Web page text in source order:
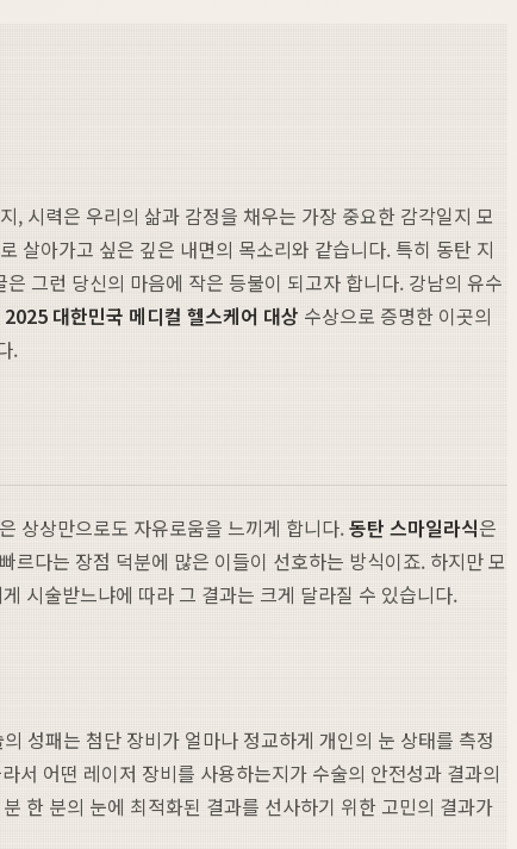
시력은 우리의 삶과 감정을 채우는 가장 중요한 감각일지 모
살아가고 싶은 깊은 내면의 목소리와 같습니다. 특히 동탄 지
그런 당신의 마음에 작은 등불이 되고자 합니다. 강남의 유수
2025 대한민국 메디컬 헬스케어 대상 수상으로 증명한 이곳의
.
상상만으로도 자유로움을 느끼게 합니다.동탄 스마일라식은
다는 장점 덕분에 많은 이들이 선호하는 방식이죠. 하지만 모
시술받느냐에 따라 그 결과는 크게 달라질 수 있습니다.
성패는 첨단 장비가 얼마나 정교하게 개인의 눈 상태를 측정
서 어떤 레이저 장비를 사용하는지가 수술의 안전성과 결과의
한 분의 눈에 최적화된 결과를 선사하기 위한 고민의 결과가